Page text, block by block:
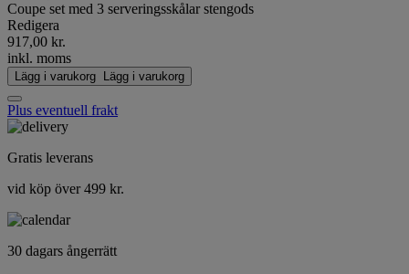
Coupe set med 3 serveringsskålar stengods
Redigera
917,00 kr.
inkl. moms
Lägg i varukorg Lägg i varukorg
Plus eventuell frakt
Gratis leverans
vid köp över 499 kr.
30 dagars ångerrätt